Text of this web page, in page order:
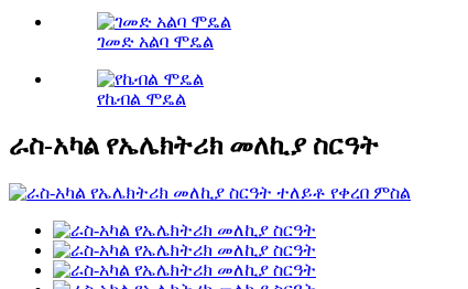
ገመድ አልባ ሞዴል
የኬብል ሞዴል
ራስ-አካል የኤሌክትሪክ መለኪያ ስርዓት